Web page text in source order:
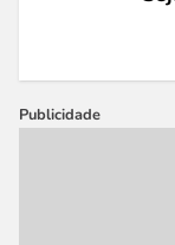
Publicidade